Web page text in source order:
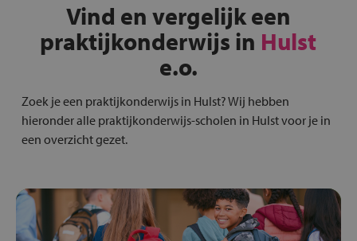
Vind en vergelijk een
praktijkonderwijs in Hulst
e.o.
Zoek je een praktijkonderwijs in Hulst? Wij hebben
hieronder alle praktijkonderwijs-scholen in Hulst voor je in
een overzicht gezet.